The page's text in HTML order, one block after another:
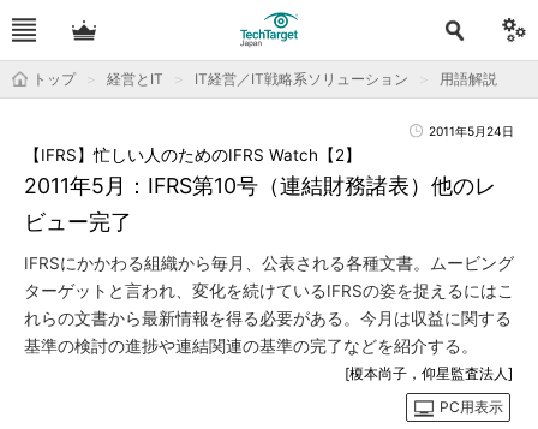
トップ 経営とIT IT経営／IT戦略系ソリューション 用語解説
2011年5月24日
2011年5月：IFRS第10号（連結財務諸表）他のレ
ビュー完了
【IFRS】忙しい人のためのIFRS Watch【2】
IFRSにかかわる組織から毎月、公表される各種文書。ムービング
ターゲットと言われ、変化を続けているIFRSの姿を捉えるにはこ
れらの文書から最新情報を得る必要がある。今月は収益に関する
基準の検討の進捗や連結関連の基準の完了などを紹介する。
[榎本尚子，仰星監査法人]
PC用表示